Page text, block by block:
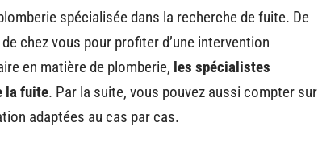
spécialisée dans la recherche de fuite. De
chez vous pour profiter d’une intervention
en matière de plomberie, les spécialistes
la fuite. Par la suite, vous pouvez aussi compter sur
adaptées au cas par cas.